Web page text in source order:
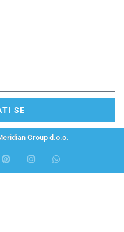
SE
Group d.o.o.